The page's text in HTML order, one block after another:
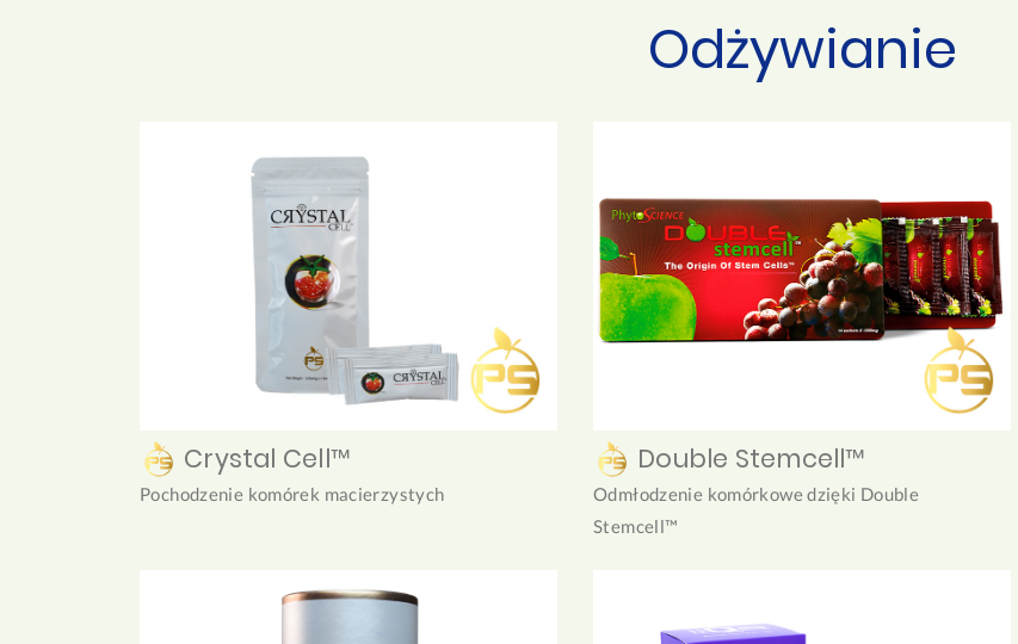
Odżywianie
Crystal Cell™
Pochodzenie komórek macierzystych
Double Stemcell™
Odmłodzenie komórkowe dzięki Double
Stemcell™